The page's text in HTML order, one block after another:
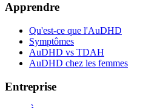
Apprendre
Qu'est-ce que l'AuDHD
Symptômes
AuDHD vs TDAH
AuDHD chez les femmes
Entreprise